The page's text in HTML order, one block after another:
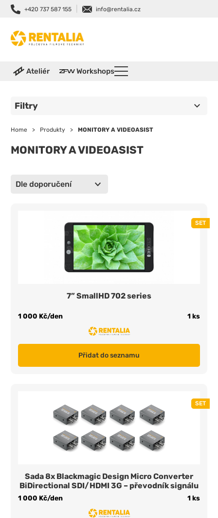
+420 737 587 155 info@rentalia.cz
Ateliér Workshops
Filtry
Home > Produkty > MONITORY A VIDEOASIST
MONITORY A VIDEOASIST
Dle doporučení
SET
7” SmallHD 702 series
1 000 Kč/den 1 ks
Přidat do seznamu
SET
Sada 8x Blackmagic Design Micro Converter
BiDirectional SDI/HDMI 3G – převodník signálu
1 000 Kč/den 1 ks